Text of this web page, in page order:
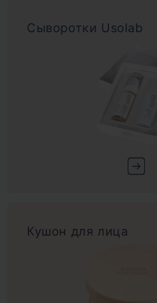
Сыворотки Usolab
Кушон для лица